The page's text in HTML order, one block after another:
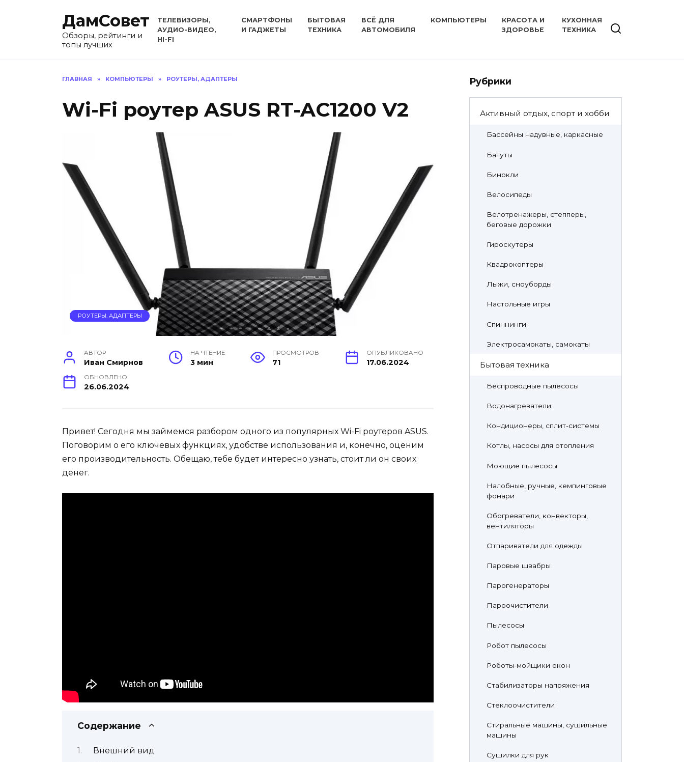
ДамСовет
Обзоры, рейтинги и
топы лучших
ТЕЛЕВИЗОРЫ,
АУДИО-ВИДЕО,
HI-FI
СМАРТФОНЫ
И ГАДЖЕТЫ
БЫТОВАЯ
ТЕХНИКА
ВСЁ ДЛЯ
АВТОМОБИЛЯ
КОМПЬЮТЕРЫ
КРАСОТА И
ЗДОРОВЬЕ
КУХОННАЯ
ТЕХНИКА
ГЛАВНАЯ » КОМПЬЮТЕРЫ » РОУТЕРЫ, АДАПТЕРЫ
Wi-Fi роутер ASUS RT-AC1200 V2
РОУТЕРЫ, АДАПТЕРЫ
АВТОР
Иван Смирнов
НА ЧТЕНИЕ
3 мин
ПРОСМОТРОВ
71
ОПУБЛИКОВАНО
17.06.2024
ОБНОВЛЕНО
26.06.2024
Привет! Сегодня мы займемся разбором одного из популярных Wi-Fi роутеров ASUS.
Поговорим о его ключевых функциях, удобстве использования и, конечно, оценим
его производительность. Обещаю, тебе будет интересно узнать, стоит ли он своих
денег.
Содержание
Внешний вид
Рубрики
Активный отдых, спорт и хобби
Бассейны надувные, каркасные
Батуты
Бинокли
Велосипеды
Велотренажеры, степперы,
беговые дорожки
Гироскутеры
Квадрокоптеры
Лыжи, сноуборды
Настольные игры
Спиннинги
Электросамокаты, самокаты
Бытовая техника
Беспроводные пылесосы
Водонагреватели
Кондиционеры, сплит-системы
Котлы, насосы для отопления
Моющие пылесосы
Налобные, ручные, кемпинговые
фонари
Обогреватели, конвекторы,
вентиляторы
Отпариватели для одежды
Паровые швабры
Парогенераторы
Пароочистители
Пылесосы
Робот пылесосы
Роботы-мойщики окон
Стабилизаторы напряжения
Стеклоочистители
Стиральные машины, сушильные
машины
Сушилки для рук